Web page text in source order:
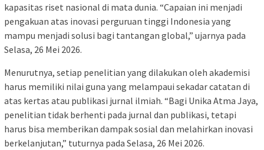
kapasitas riset nasional di mata dunia. “Capaian ini menjadi
pengakuan atas inovasi perguruan tinggi Indonesia yang
mampu menjadi solusi bagi tantangan global,” ujarnya pada
Selasa, 26 Mei 2026.
Menurutnya, setiap penelitian yang dilakukan oleh akademisi
harus memiliki nilai guna yang melampaui sekadar catatan di
atas kertas atau publikasi jurnal ilmiah. “Bagi Unika Atma Jaya,
penelitian tidak berhenti pada jurnal dan publikasi, tetapi
harus bisa memberikan dampak sosial dan melahirkan inovasi
berkelanjutan,” tuturnya pada Selasa, 26 Mei 2026.